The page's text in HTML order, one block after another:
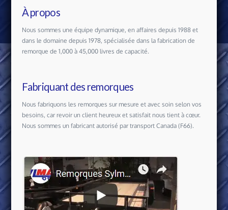
À propos
Nous sommes une équipe dynamique, en affaires depuis 1988 et
dans le domaine depuis 1978, spécialisée dans la fabrication de
remorque de 1,000 à 45,000 livres de capacité.
Fabriquant des remorques
Nous fabriquons les remorques sur mesure et avec soin selon vos
besoins, car revoir un client heureux et satisfait nous tient à cœur.
Nous sommes un fabricant autorisé par transport Canada (F66).